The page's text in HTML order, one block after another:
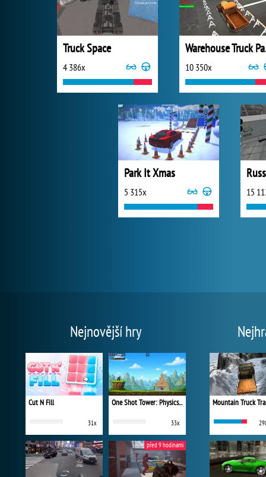
Truck Space
4 386x 10 350x
Park It Xmas
5 315x 15
Nejnovější hry
Cut N Fill
31x
One Shot Tower: Physics Destroyer
33x
před 9 hodinami
Mountain Truck